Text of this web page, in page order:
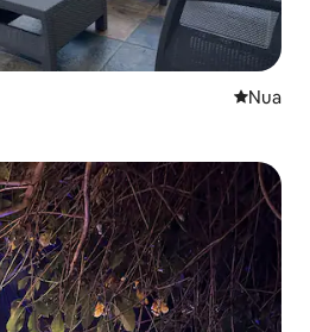
Áit nua
Nua